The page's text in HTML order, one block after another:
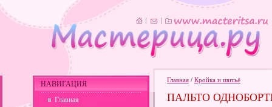
Главная / Кройка и шитьё
ПАЛЬТО
НАВИГАЦИЯ
Главная